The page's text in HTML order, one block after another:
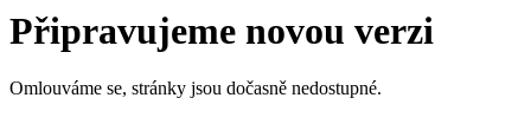
Připravujeme novou verzi
Omlouváme se, stránky jsou dočasně nedostupné.